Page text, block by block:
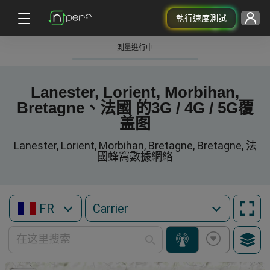
執行速度測試
測量進行中
Lanester, Lorient, Morbihan,
Bretagne、法國 的3G / 4G / 5G覆
盖图
Lanester, Lorient, Morbihan, Bretagne, Bretagne, 法
國蜂窩數據網絡
FR